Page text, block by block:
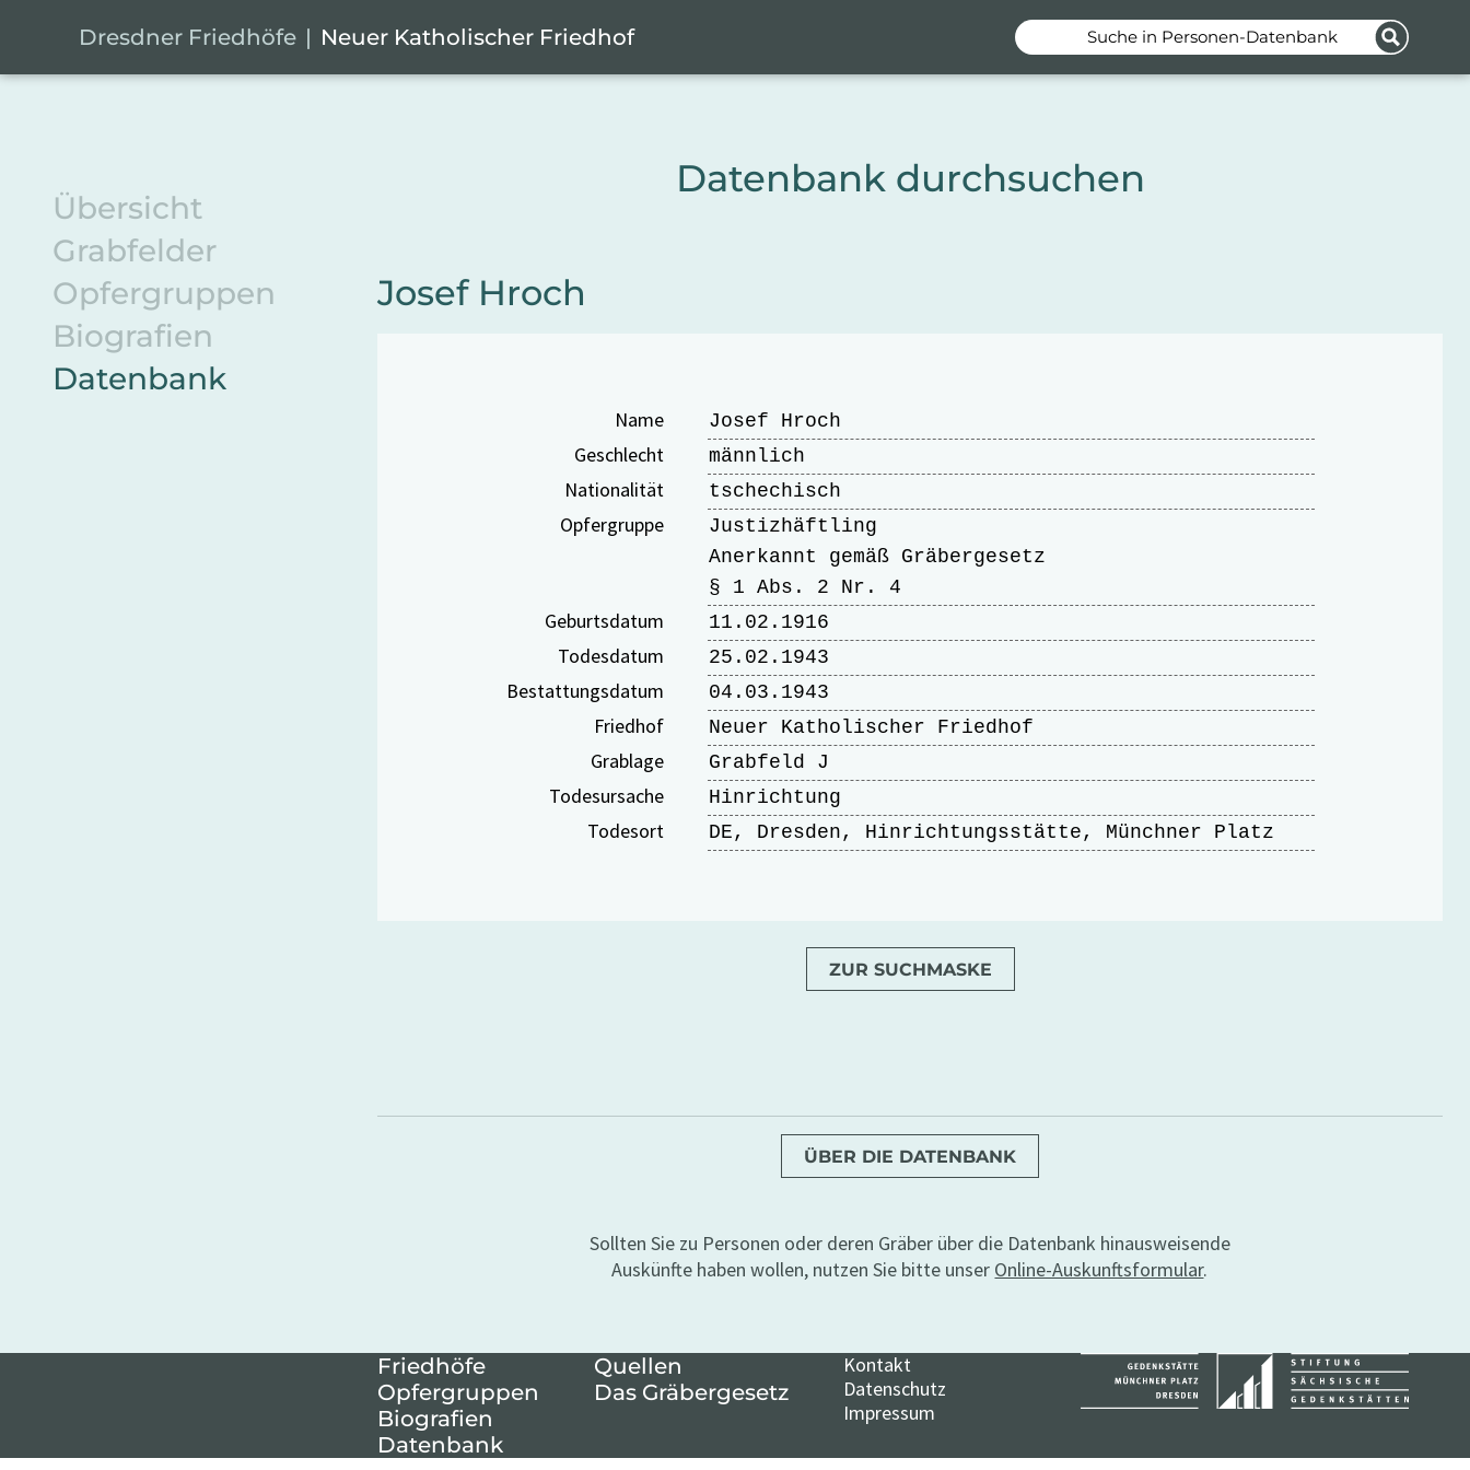
Dresdner Friedhöfe Neuer Katholischer Friedhof Suche in Personen-Datenbank
Übersicht
Grabfelder
Opfergruppen
Biografien
Datenbank
Datenbank durchsuchen
Josef Hroch
Name Josef Hroch
Geschlecht männlich
Nationalität tschechisch
Opfergruppe
Justizhäftling
Anerkannt gemäß Gräbergesetz
§ 1 Abs. 2 Nr. 4
Geburtsdatum 11.02.1916
Todesdatum 25.02.1943
Bestattungsdatum 04.03.1943
Friedhof Neuer Katholischer Friedhof
Grablage Grabfeld J
Todesursache Hinrichtung
Todesort DE, Dresden, Hinrichtungsstätte, Münchner Platz
ZUR SUCHMASKE
ÜBER DIE DATENBANK
Sollten Sie zu Personen oder deren Gräber über die Datenbank hinausweisende
Auskünfte haben wollen, nutzen Sie bitte unser Online-Auskunftsformular.
Friedhöfe
Opfergruppen
Biografien
Datenbank
Quellen
Das Gräbergesetz
Kontakt
Datenschutz
Impressum